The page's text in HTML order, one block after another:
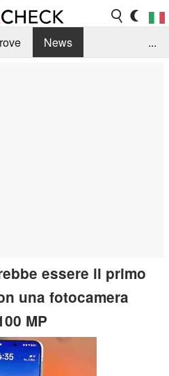
News
...
essere il primo
una fotocamera
MP